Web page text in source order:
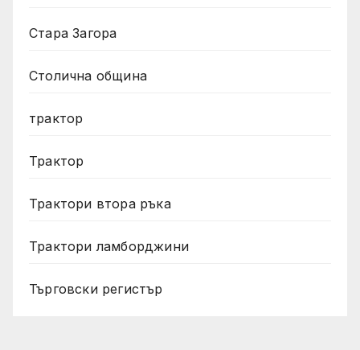
Стара Загора
Столична община
трактор
Трактор
Трактори втора ръка
Трактори ламборджини
Търговски регистър